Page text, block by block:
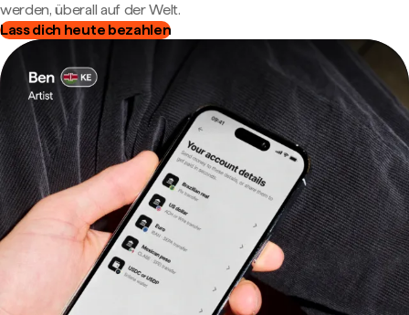
werden, überall auf der Welt.
Lass dich heute bezahlen